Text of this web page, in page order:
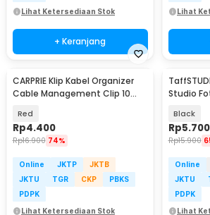
Lihat Ketersediaan Stok
+ Keranjang
Lihat
CARPRIE Klip Kabel Organizer
Cable Management Clip 10
Red
Rp4.400
Rp16.900 74%
Online JKTP
JKTB
JKTU
TGR CKP
PBKS
PDPK
Lihat Ketersediaan Stok
Studio
Black
Rp5.700
Rp15.900
Online
JKTU
PDPK
Lihat